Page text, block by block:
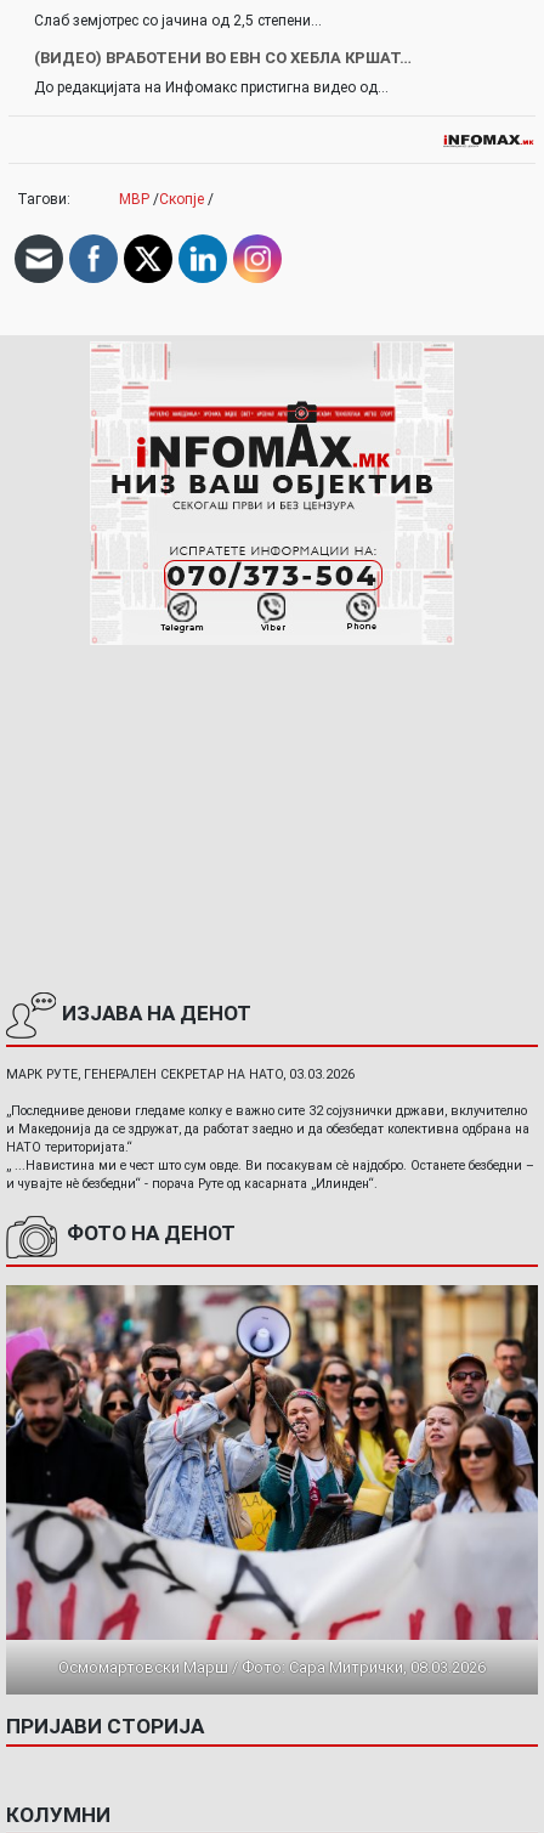
Слаб земјотрес со јачина од 2,5 степени…
(ВИДЕО) ВРАБОТЕНИ ВО ЕВН СО ХЕБЛА КРШАТ…
До редакцијата на Инфомакс пристигна видео од…
Тагови: МВР /Скопје /
ИЗЈАВА НА ДЕНОТ
МАРК РУТЕ, ГЕНЕРАЛЕН СЕКРЕТАР НА НАТО, 03.03.2026
„Последниве денови гледаме колку е важно сите 32 сојузнички држави, вклучително
и Македонија да се здружат, да работат заедно и да обезбедат колективна одбрана на
НАТО територијата.“
„ ...Навистина ми е чест што сум овде. Ви посакувам сè најдобро. Останете безбедни –
и чувајте нè безбедни“ - порача Руте од касарната „Илинден“.
ФОТО НА ДЕНОТ
Осмомартовски Марш / Фото: Сара Митрички, 08.03.2026
ПРИЈАВИ СТОРИЈА
КОЛУМНИ